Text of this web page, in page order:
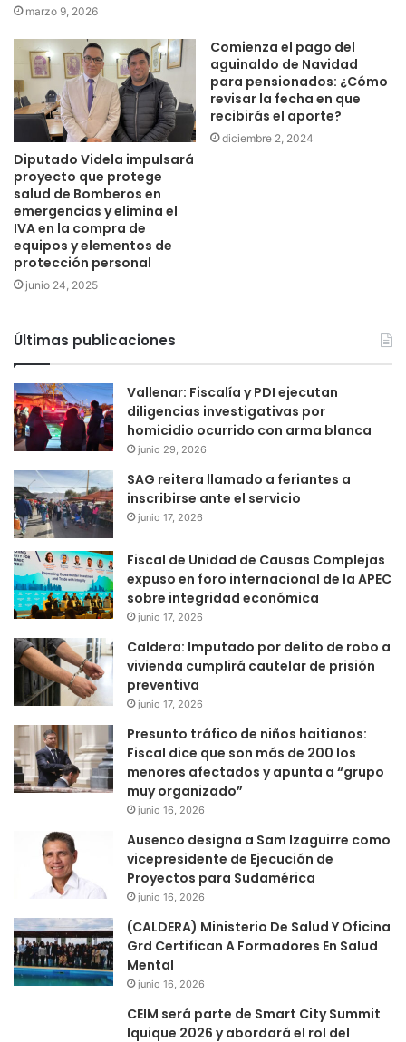
marzo 9, 2026
Diputado Videla impulsará
proyecto que protege
salud de Bomberos en
emergencias y elimina el
IVA en la compra de
equipos y elementos de
protección personal
junio 24, 2025
Comienza el pago del
aguinaldo de Navidad
para pensionados: ¿Cómo
revisar la fecha en que
recibirás el aporte?
diciembre 2, 2024
Últimas publicaciones
Vallenar: Fiscalía y PDI ejecutan
diligencias investigativas por
homicidio ocurrido con arma blanca
junio 29, 2026
SAG reitera llamado a feriantes a
inscribirse ante el servicio
junio 17, 2026
Fiscal de Unidad de Causas Complejas
expuso en foro internacional de la APEC
sobre integridad económica
junio 17, 2026
Caldera: Imputado por delito de robo a
vivienda cumplirá cautelar de prisión
preventiva
junio 17, 2026
Presunto tráfico de niños haitianos:
Fiscal dice que son más de 200 los
menores afectados y apunta a “grupo
muy organizado”
junio 16, 2026
Ausenco designa a Sam Izaguirre como
vicepresidente de Ejecución de
Proyectos para Sudamérica
junio 16, 2026
(CALDERA) Ministerio De Salud Y Oficina
Grd Certifican A Formadores En Salud
Mental
junio 16, 2026
CEIM será parte de Smart City Summit
Iquique 2026 y abordará el rol del